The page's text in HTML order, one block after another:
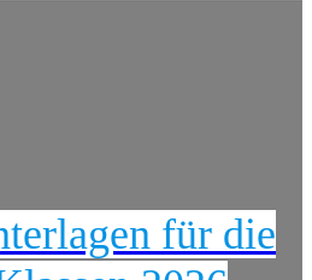
für die